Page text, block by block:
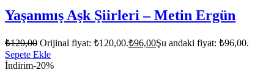
Yaşanmış Aşk Şiirleri – Metin Ergün
₺120,00 Orijinal fiyat: ₺120,00.₺96,00Şu andaki fiyat: ₺96,00.
Sepete Ekle
İndirim-20%